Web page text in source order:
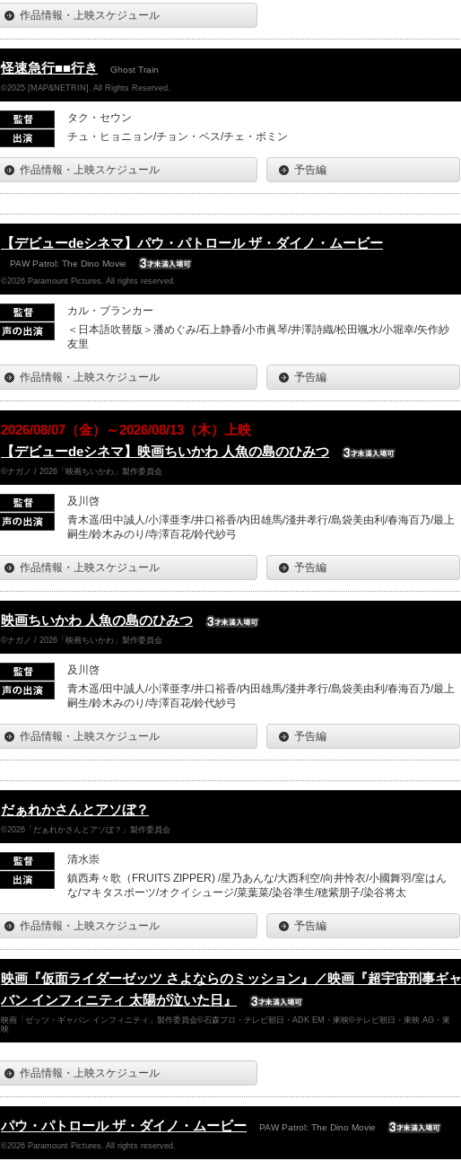
作品情報・上映スケジュール
怪速急行■■行き Ghost Train
©2025 [MAP&NETRIN]. All Rights Reserved.
タク・セウン
チュ・ヒョニョン/チョン・ベス/チェ・ボミン
作品情報・上映スケジュール 予告編
【デビューdeシネマ】パウ・パトロール ザ・ダイノ・ムービー
PAW Patrol: The Dino Movie
©2026 Paramount Pictures. All rights reserved.
カル・ブランカー
＜日本語吹替版＞潘めぐみ/石上静香/小市眞琴/井澤詩織/松田颯水/小堀幸/矢作紗
友里
作品情報・上映スケジュール 予告編
2026/08/07（金）～2026/08/13（木）上映
【デビューdeシネマ】映画ちいかわ 人魚の島のひみつ
©ナガノ / 2026「映画ちいかわ」製作委員会
及川啓
青木遥/田中誠人/小澤亜李/井口裕香/内田雄馬/淺井孝行/島袋美由利/春海百乃/最上
嗣生/鈴木みのり/寺澤百花/鈴代紗弓
作品情報・上映スケジュール 予告編
映画ちいかわ 人魚の島のひみつ
©ナガノ / 2026「映画ちいかわ」製作委員会
及川啓
青木遥/田中誠人/小澤亜李/井口裕香/内田雄馬/淺井孝行/島袋美由利/春海百乃/最上
嗣生/鈴木みのり/寺澤百花/鈴代紗弓
作品情報・上映スケジュール 予告編
だぁれかさんとアソぼ？
©2026「だぁれかさんとアソぼ？」製作委員会
清水崇
鎮西寿々歌（FRUITS ZIPPER) /星乃あんな/大西利空/向井怜衣/小國舞羽/室はん
な/マキタスポーツ/オクイシュージ/菜葉菜/染谷準生/穂紫朋子/染谷将太
作品情報・上映スケジュール 予告編
映画『仮面ライダーゼッツ さよならのミッション』／映画『超宇宙刑事ギャ
バン インフィニティ 太陽が泣いた日』
映画「ゼッツ・ギャバン インフィニティ」製作委員会©石森プロ・テレビ朝日・ADK EM・東映©テレビ朝日・東映 AG・東
映
作品情報・上映スケジュール
パウ・パトロール ザ・ダイノ・ムービー PAW Patrol: The Dino Movie
©2026 Paramount Pictures. All rights reserved.